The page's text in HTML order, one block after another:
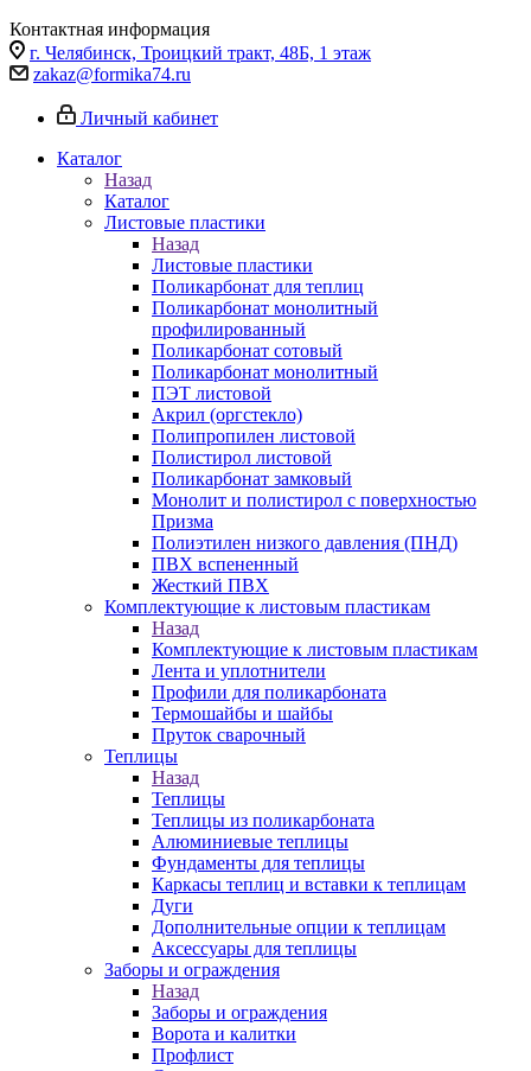
Контактная информация
г. Челябинск, Троицкий тракт, 48Б, 1 этаж
zakaz@formika74.ru
Личный кабинет
Каталог
Назад
Каталог
Листовые пластики
Назад
Листовые пластики
Поликарбонат для теплиц
Поликарбонат монолитный
профилированный
Поликарбонат сотовый
Поликарбонат монолитный
ПЭТ листовой
Акрил (оргстекло)
Полипропилен листовой
Полистирол листовой
Поликарбонат замковый
Монолит и полистирол с поверхностью
Призма
Полиэтилен низкого давления (ПНД)
ПВХ вспененный
Жесткий ПВХ
Комплектующие к листовым пластикам
Назад
Комплектующие к листовым пластикам
Лента и уплотнители
Профили для поликарбоната
Термошайбы и шайбы
Пруток сварочный
Теплицы
Назад
Теплицы
Теплицы из поликарбоната
Алюминиевые теплицы
Фундаменты для теплицы
Каркасы теплиц и вставки к теплицам
Дуги
Дополнительные опции к теплицам
Аксессуары для теплицы
Заборы и ограждения
Назад
Заборы и ограждения
Ворота и калитки
Профлист